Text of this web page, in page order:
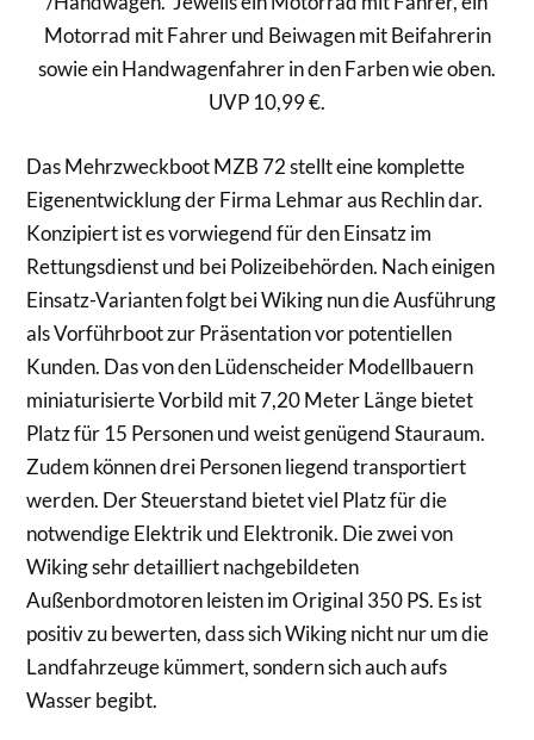
Motorrad mit Fahrer und Beiwagen mit Beifahrerin
sowie ein Handwagenfahrer in den Farben wie oben.
UVP 10,99 €.
Das Mehrzweckboot MZB 72 stellt eine komplette
Eigenentwicklung der Firma Lehmar aus Rechlin dar.
Konzipiert ist es vorwiegend für den Einsatz im
Rettungsdienst und bei Polizeibehörden. Nach einigen
Einsatz-Varianten folgt bei Wiking nun die Ausführung
als Vorführboot zur Präsentation vor potentiellen
Kunden. Das von den Lüdenscheider Modellbauern
miniaturisierte Vorbild mit 7,20 Meter Länge bietet
Platz für 15 Personen und weist genügend Stauraum.
Zudem können drei Personen liegend transportiert
werden. Der Steuerstand bietet viel Platz für die
notwendige Elektrik und Elektronik. Die zwei von
Wiking sehr detailliert nachgebildeten
Außenbordmotoren leisten im Original 350 PS. Es ist
positiv zu bewerten, dass sich Wiking nicht nur um die
Landfahrzeuge kümmert, sondern sich auch aufs
Wasser begibt.